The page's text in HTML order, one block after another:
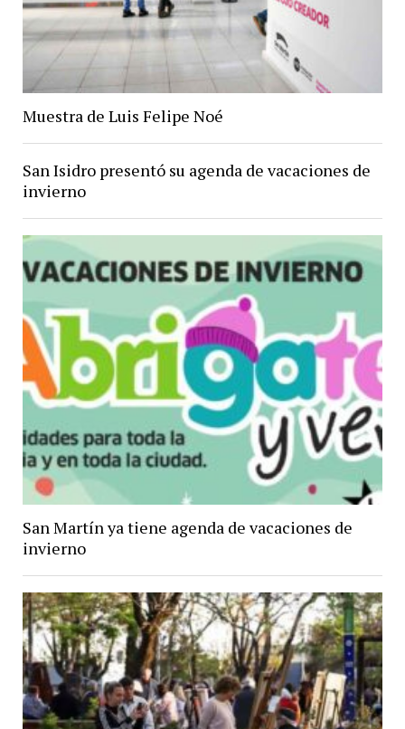
Muestra de Luis Felipe Noé
San Isidro presentó su agenda de vacaciones de
invierno
San Martín ya tiene agenda de vacaciones de
invierno